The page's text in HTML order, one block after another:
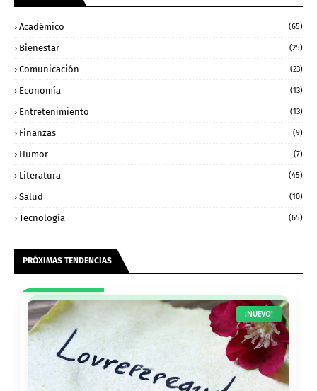
Académico (65)
Bienestar (25)
Comunicación (23)
Economía (13)
Entretenimiento (13)
Finanzas (9)
Humor (7)
Literatura (45)
Salud (10)
Tecnología (65)
PRÓXIMAS TENDENCIAS
¡NUEVO!